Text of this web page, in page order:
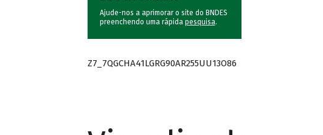
Ajude-nos a aprimorar o site do BNDES
preenchendo uma rápida pesquisa.
Z7_7QGCHA41LGRG90AR255UU13O86